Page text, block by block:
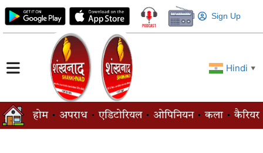
Sign Up
Hindi ▼
होम अपराध एडिटोरियल ओपिनियन कला कैरियर